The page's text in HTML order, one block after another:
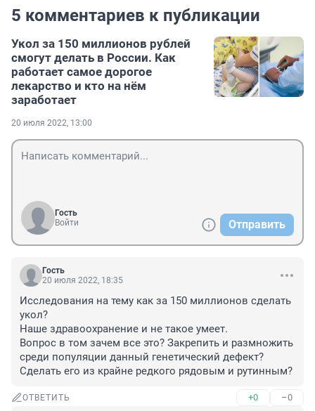
5 комментариев к публикации
Укол за 150 миллионов рублей
смогут делать в России. Как
работает самое дорогое
лекарство и кто на нём
заработает
20 июля 2022, 13:00
Гость
Войти
Отправить
Гость
20 июля 2022, 18:35
Исследования на тему как за 150 миллионов сделать
укол?
Наше здравоохранение и не такое умеет.
Вопрос в том зачем все это? Закрепить и размножить
среди популяции данный генетический дефект?
Сделать его из крайне редкого рядовым и рутинным?
ОТВЕТИТЬ +0 –0